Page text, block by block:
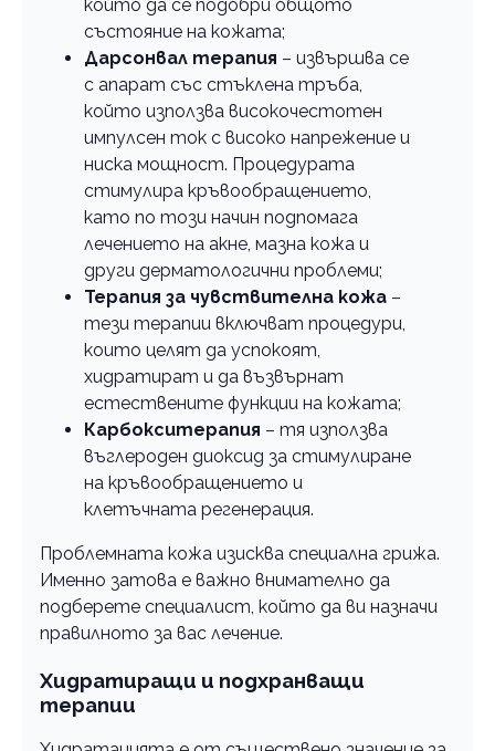
които да се подобри общото
състояние на кожата;
Дарсонвал терапия – извършва се
с апарат със стъклена тръба,
който използва високочестотен
импулсен ток с високо напрежение и
ниска мощност. Процедурата
стимулира кръвообращението,
като по този начин подпомага
лечението на акне, мазна кожа и
други дерматологични проблеми;
Терапия за чувствителна кожа –
тези терапии включват процедури,
които целят да успокоят,
хидратират и да възвърнат
естествените функции на кожата;
Карбокситерапия – тя използва
въглероден диоксид за стимулиране
на кръвообращението и
клетъчната регенерация.
Проблемната кожа изисква специална грижа.
Именно затова е важно внимателно да
подберете специалист, който да ви назначи
правилното за вас лечение.
Хидратиращи и подхранващи
терапии